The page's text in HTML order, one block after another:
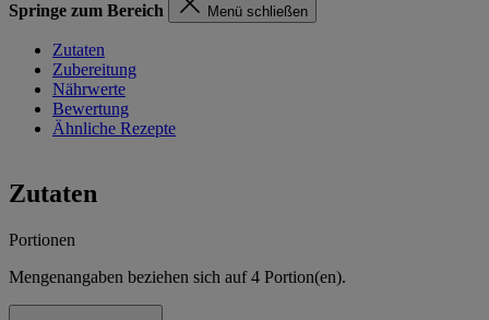
Springe zum Bereich Menü schließen
Zutaten
Zubereitung
Nährwerte
Bewertung
Ähnliche Rezepte
Zutaten
Portionen
Mengenangaben beziehen sich auf4 Portion(en).